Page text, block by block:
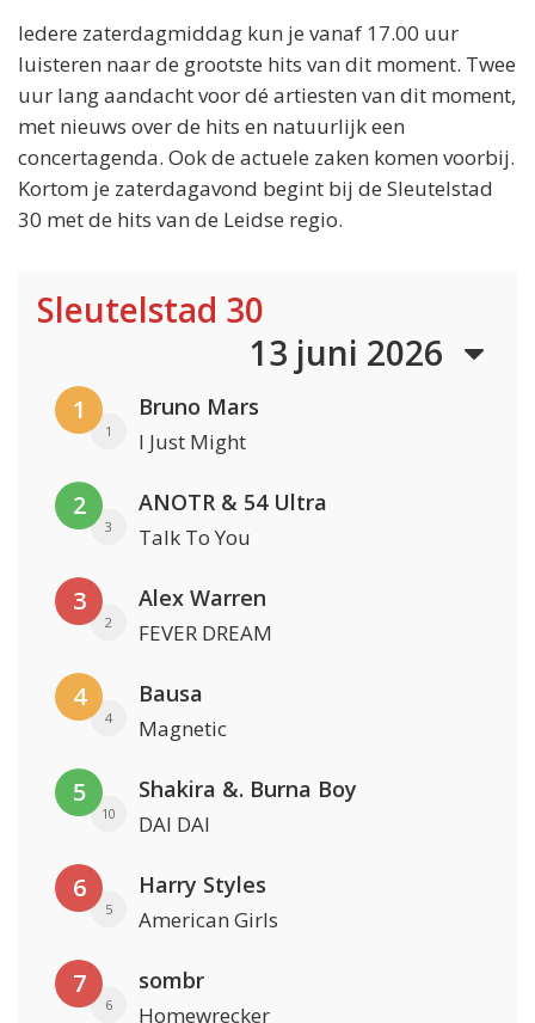
Iedere zaterdagmiddag kun je vanaf 17.00 uur
luisteren naar de grootste hits van dit moment. Twee
uur lang aandacht voor dé artiesten van dit moment,
met nieuws over de hits en natuurlijk een
concertagenda. Ook de actuele zaken komen voorbij.
Kortom je zaterdagavond begint bij de Sleutelstad
30 met de hits van de Leidse regio.
Sleutelstad 30
13 juni 2026
1
1
Bruno Mars
I Just Might
2
3
ANOTR & 54 Ultra
Talk To You
3
2
Alex Warren
FEVER DREAM
4
4
Bausa
Magnetic
5
10
Shakira &. Burna Boy
DAI DAI
6
5
Harry Styles
American Girls
7
6
sombr
Homewrecker